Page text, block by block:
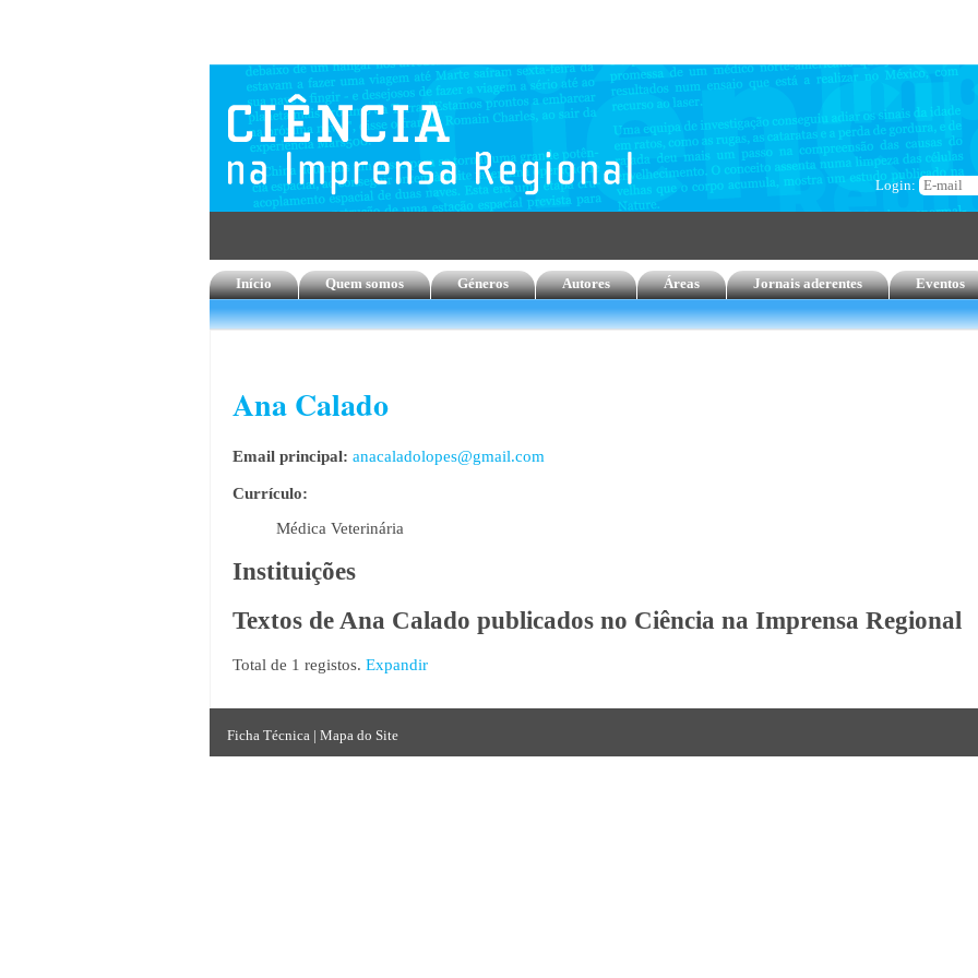
Login:
Início Quem somos Géneros Autores Áreas Jornais aderentes Eventos
Ana Calado
Email principal: anacaladolopes@gmail.com
Currículo:
Médica Veterinária
Instituições
Textos de Ana Calado publicados no Ciência na Imprensa Regional
Total de 1 registos. Expandir
Ficha Técnica | Mapa do Site